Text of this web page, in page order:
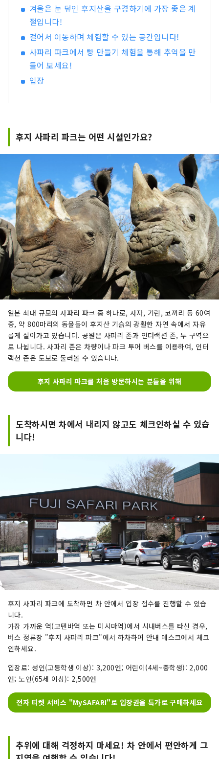
겨울은 눈 덮인 후지산을 구경하기에 가장 좋은 계
절입니다!
걸어서 이동하며 체험할 수 있는 공간입니다!
사파리 파크에서 빵 만들기 체험을 통해 추억을 만
들어 보세요!
입장
후지 사파리 파크는 어떤 시설인가요?
일본 최대 규모의 사파리 파크 중 하나로, 사자, 기린, 코끼리 등 60여
종, 약 800마리의 동물들이 후지산 기슭의 광활한 자연 속에서 자유
롭게 살아가고 있습니다. 공원은 사파리 존과 인터랙션 존, 두 구역으
로 나뉩니다. 사파리 존은 차량이나 파크 투어 버스를 이용하여, 인터
랙션 존은 도보로 둘러볼 수 있습니다.
후지 사파리 파크를 처음 방문하시는 분들을 위해
도착하시면 차에서 내리지 않고도 체크인하실 수 있습
니다!
후지 사파리 파크에 도착하면 차 안에서 입장 접수를 진행할 수 있습
니다.
가장 가까운 역(고텐바역 또는 미시마역)에서 시내버스를 타신 경우,
버스 정류장 "후지 사파리 파크"에서 하차하여 안내 데스크에서 체크
인하세요.
입장료: 성인(고등학생 이상): 3,200엔; 어린이(4세~중학생): 2,000
엔; 노인(65세 이상): 2,500엔
전자 티켓 서비스 "MySAFARI"로 입장권을 특가로 구매하세요
추위에 대해 걱정하지 마세요! 차 안에서 편안하게 그